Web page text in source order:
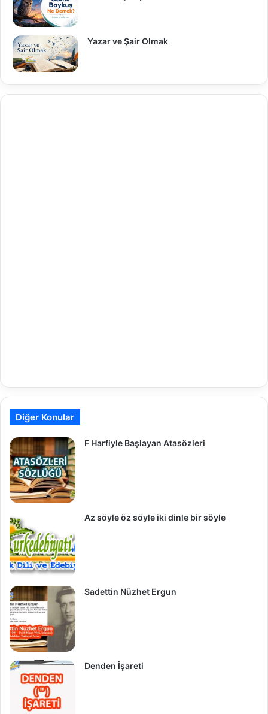
Yazar ve Şair Olmak
Diğer Konular
F Harfiyle Başlayan Atasözleri
Az söyle öz söyle iki dinle bir söyle
Sadettin Nüzhet Ergun
Denden İşareti